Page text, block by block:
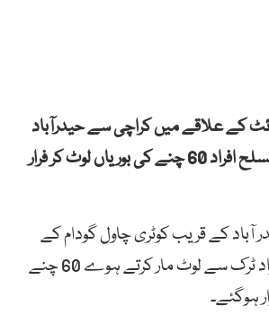
کے علاقے میں کراچی سے حیدرآباد
آنے والے ٹرک سے مسلح افراد 60 چنے کی بوریاں لوٹ کر فرار
آباد کے قریب کوٹری چاول گودام کے
قریب چار مسلح افراد ٹرک سے لوٹ مار کرتے ہوے 60 چنے
ہوگئے۔